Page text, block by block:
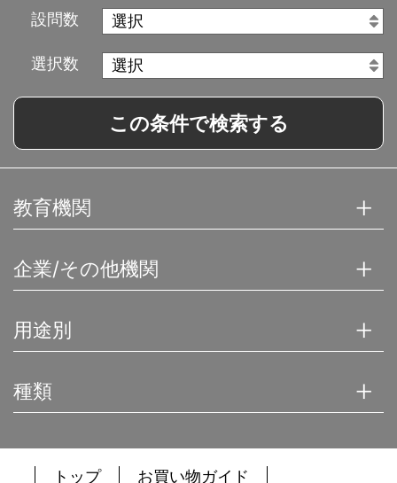
設問数
選択数
この条件で検索する
教育機関
企業/その他機関
用途別
種類
トップ お買い物ガイド